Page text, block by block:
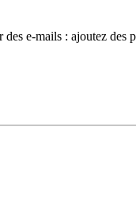
e-mails : ajoutez des